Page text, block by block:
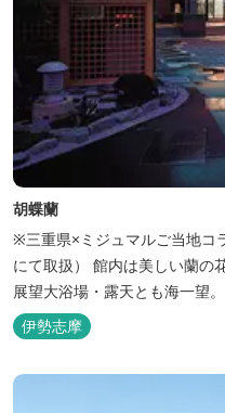
胡蝶蘭
※三重県×ミジュマルご当地コ
にて取扱） 館内は美しい蘭の
展望大浴場・露天とも海一望
とした時間をお過ごし下さい。
伊勢志摩